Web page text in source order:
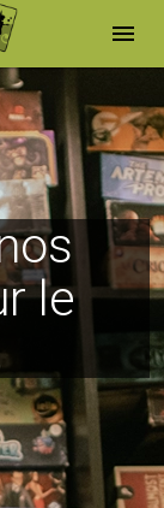
menu
le